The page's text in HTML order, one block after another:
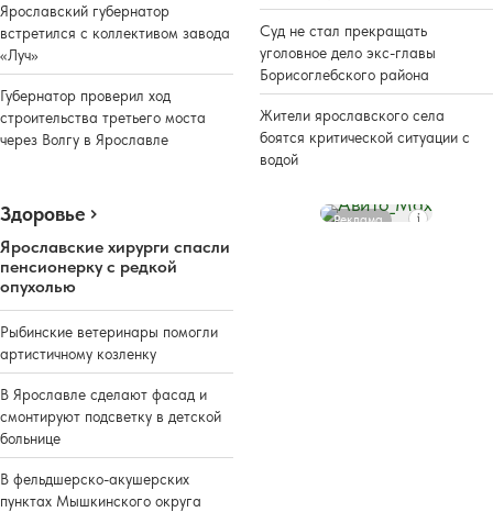
Ярославский губернатор
встретился с коллективом завода
«Луч»
Губернатор проверил ход
строительства третьего моста
через Волгу в Ярославле
Суд не стал прекращать
уголовное дело экс-главы
Борисоглебского района
Жители ярославского села
боятся критической ситуации с
водой
Здоровье
Ярославские хирурги спасли
пенсионерку с редкой
опухолью
Рыбинские ветеринары помогли
артистичному козленку
В Ярославле сделают фасад и
смонтируют подсветку в детской
больнице
В фельдшерско-акушерских
пунктах Мышкинского округа
Реклама